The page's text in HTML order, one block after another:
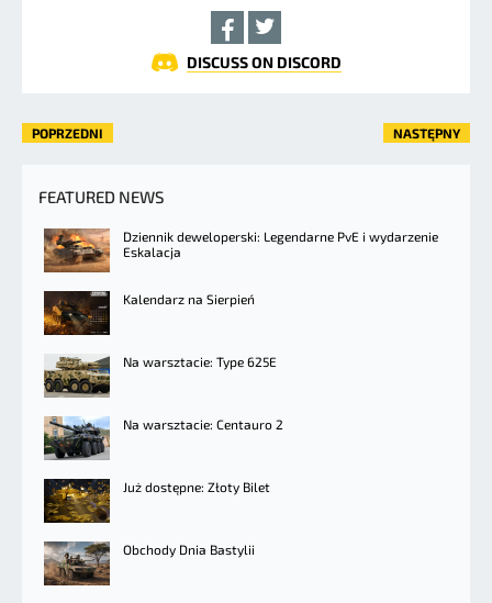
DISCUSS ON DISCORD
POPRZEDNI NASTĘPNY
FEATURED NEWS
Dziennik deweloperski: Legendarne PvE i wydarzenie
Eskalacja
Kalendarz na Sierpień
Na warsztacie: Type 625E
Na warsztacie: Centauro 2
Już dostępne: Złoty Bilet
Obchody Dnia Bastylii